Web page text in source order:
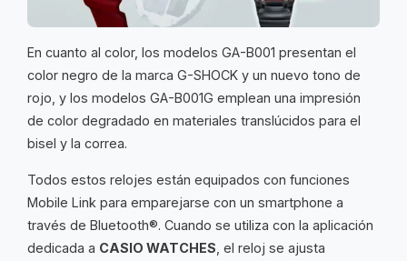
En cuanto al color, los modelos GA-B001 presentan el
color negro de la marca G-SHOCK y un nuevo tono de
rojo, y los modelos GA-B001G emplean una impresión
de color degradado en materiales translúcidos para el
bisel y la correa.
Todos estos relojes están equipados con funciones
Mobile Link para emparejarse con un smartphone a
través de Bluetooth®. Cuando se utiliza con la aplicación
dedicada a CASIO WATCHES , el reloj se ajusta